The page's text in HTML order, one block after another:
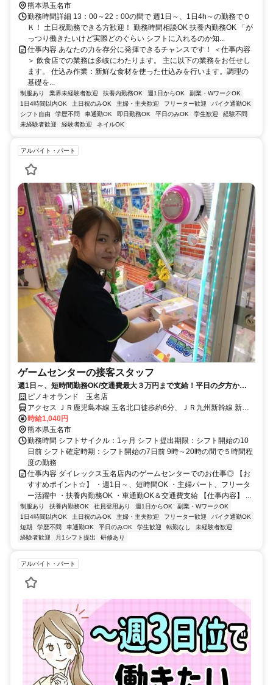
熊本県玉名市
勤務時間詳細 13：00～22：00の間で 週1日～、1日4h～の勤務でＯ
Ｋ！ 土日祝勤務できる方歓迎！ 勤務時間相談OK 扶養内勤務OK 「が
っつり働きたいけど実際どのぐらい シフトに入れるのか知...
仕事内容 あなたの力を存分に発揮できるチャンスです！ ＜仕事内容
＞ 飲食店での業務は多岐にわたります。 主に以下の業務をお任せし
ます。 仕込み作業：新鮮な食材を使った仕込みを行います。調理の
基礎を...
制服あり 業界未経験者歓迎 扶養内勤務OK 週1日からOK
副業・WワークOK
1日4時間以内OK
土日祝のみOK 主婦・主夫歓迎 フリーター歓迎
バイク通勤OK
シフト自由
学歴不問 車通勤OK 即日勤務OK 平日のみOK 学生歓迎
経験不問
未経験者歓迎
経験者歓迎 ネイルOK
アルバイト・パート
ゲームセンターの接客スタッフ
週1日～、短時間勤務OK/交通費最大３万円まで支給！平日の夕方か
ら、、Wワークも大歓迎♪
ピノキオランド 玉名店
アクセス ＪＲ鹿児島本線 玉名北口徒歩約6分、ＪＲ九州新幹線 新玉
名南口徒歩約38分、ＪＲ鹿児島本線 肥後伊倉徒歩約52分
時給1,040円
熊本県玉名市
勤務時間 シフトサイクル：1ヶ月 シフト提出期限：シフト開始の10
日前 シフト確定時期：シフト開始の7日前 9時～20時の間で５時間程
度の勤務
仕事内容 ダイレックス玉名店内のゲームセンターでのお仕事◎ 【お
すすめポイント☆】 ・週1日～、短時間OK ・主婦パート、フリータ
ー活躍中 ・扶養内勤務OK ・車通勤OK＆交通費支給 【仕事内容】 ...
制服あり 扶養内勤務OK 社員登用あり 週1日からOK
副業・WワークOK
1日4時間以内OK
土日祝のみOK 主婦・主夫歓迎 フリーター歓迎
バイク通勤OK
短期
学歴不問 車通勤OK 平日のみOK 学生歓迎 転勤なし
未経験者歓迎
経験者歓迎
月1シフト提出 研修あり
アルバイト・パート